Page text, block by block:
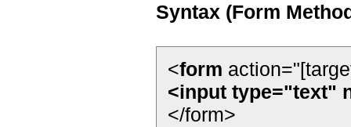
Syntax (Form
<form
<input type="text"
</form>